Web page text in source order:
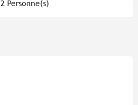
2 Personne(s)